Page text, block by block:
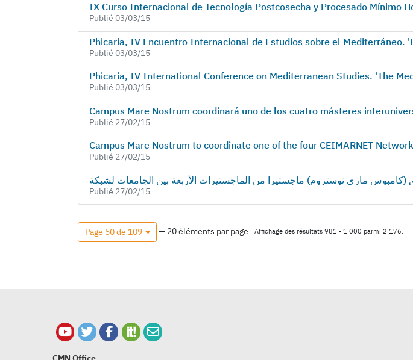
IX Curso Internacional de Tecnología Postcosecha y Procesado Mínimo
Publié 03/03/15
Publié 03/03/15
Publié 03/03/15
Campus Mare Nostrum coordinará uno de los cuatro másteres
Publié 27/02/15
Campus Mare Nostrum to coordinate one of the four CEIMARNET
Publié 27/02/15
Publié 27/02/15
Page 50 de 109 — 20 éléments par page Affichage des résultats 981 - 1 000 parmi 2 176.